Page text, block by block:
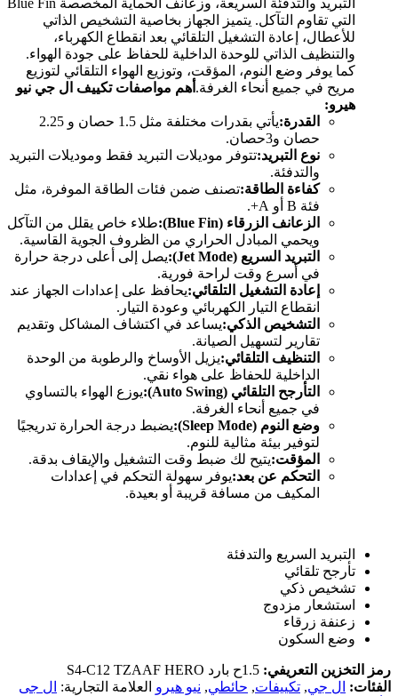
التبريد والتدفئة السريعة، وزعانف الحماية المخصصة Blue Fin
التي تقاوم التآكل. يتميز الجهاز بخاصية التشخيص الذاتي
للأعطال، إعادة التشغيل التلقائي بعد انقطاع الكهرباء،
والتنظيف الذاتي للوحدة الداخلية للحفاظ على جودة الهواء.
كما يوفر وضع النوم، المؤقت، وتوزيع الهواء التلقائي لتوزيع
مريح في جميع أنحاء الغرفة. أهم مواصفات تكييف ال جي نيو
هيرو:
القدرة:
يأتي بقدرات مختلفة مثل 1.5 حصان و 2.25
حصان و3حصان.
نوع التبريد:تتوفر موديلات التبريد فقط وموديلات التبريد
والتدفئة.
كفاءة الطاقة:تصنف ضمن فئات الطاقة الموفرة، مثل
فئة B أو A+.
الزعانف الزرقاء (Blue Fin):
طلاء خاص يقلل من التآكل
ويحمي المبادل الحراري من الظروف الجوية القاسية.
التبريد السريع (Jet Mode):
يصل إلى أعلى درجة حرارة
في أسرع وقت لراحة فورية.
إعادة التشغيل التلقائي:يحافظ على إعدادات الجهاز عند
انقطاع التيار الكهربائي وعودة التيار.
التشخيص الذكي:يساعد في اكتشاف المشاكل وتقديم
تقارير لتسهيل الصيانة.
التنظيف التلقائي:يزيل الأوساخ والرطوبة من الوحدة
الداخلية للحفاظ على هواء نقي.
التأرجح التلقائي (Auto Swing):
يوزع الهواء بالتساوي
في جميع أنحاء الغرفة.
وضع النوم (Sleep Mode):
يضبط درجة الحرارة تدريجيًا
لتوفير بيئة مثالية للنوم.
المؤقت:يتيح لك ضبط وقت التشغيل والإيقاف بدقة.
التحكم عن بعد:يوفر سهولة التحكم في إعدادات
المكيف من مسافة قريبة أو بعيدة.
التبريد السريع والتدفئة
تأرجح تلقائي
تشخيص ذكي
استشعار مزدوج
زعنفة زرقاء
وضع السكون
رمز التخزين التعريفي: 1.5ح بارد S4-C12 TZAAF HERO
الفئات: ال جي, تكييفات, حائطي, نيو هيرو العلامة التجارية: ال جى